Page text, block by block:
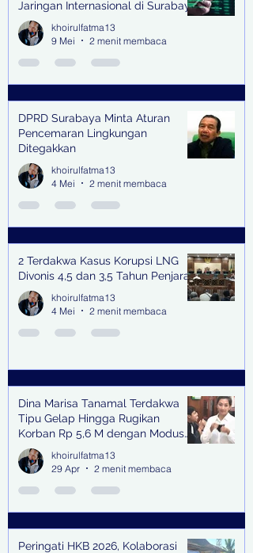
Jaringan Internasional di Surabaya
khoirulfatma13
9 Mei
2 menit membaca
DPRD Surabaya Minta Aturan
Pencemaran Lingkungan
Ditegakkan
khoirulfatma13
4 Mei
2 menit membaca
2 Terdakwa Kasus Korupsi LNG
Divonis 4,5 dan 3,5 Tahun Penjara
khoirulfatma13
4 Mei
2 menit membaca
Dina Marisa Tanamal Terdakwa
Tipu Gelap Hingga Rugikan
Korban Rp 5,6 M dengan Modus
Kerja Sama Impor Bodong
khoirulfatma13
29 Apr
2 menit membaca
Peringati HKB 2026, Kolaborasi